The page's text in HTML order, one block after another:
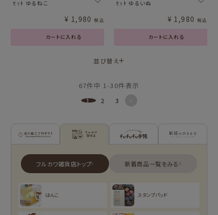
ｾｯﾄ ゆるねこ
カートに入れる
¥ 1,980 税込
ｾｯﾄ ゆるいぬ
カートに入れる
¥ 1,980 税込
並び替え
67件中 1 -30件表示
1 2 3
古川紙工プロダクトトップ 新着商品一覧を見る
シリーズ別
フルカワ雑貨店トップ 新着商品一覧をみる
はんこ スタンプパッド